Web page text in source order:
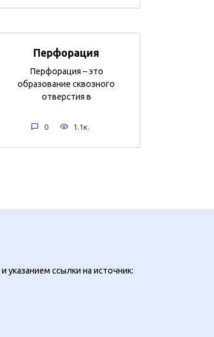
Перфорация
Перфорация – это
образование сквозного
отверстия в
0 1.1к.
и указанием ссылки на источник: